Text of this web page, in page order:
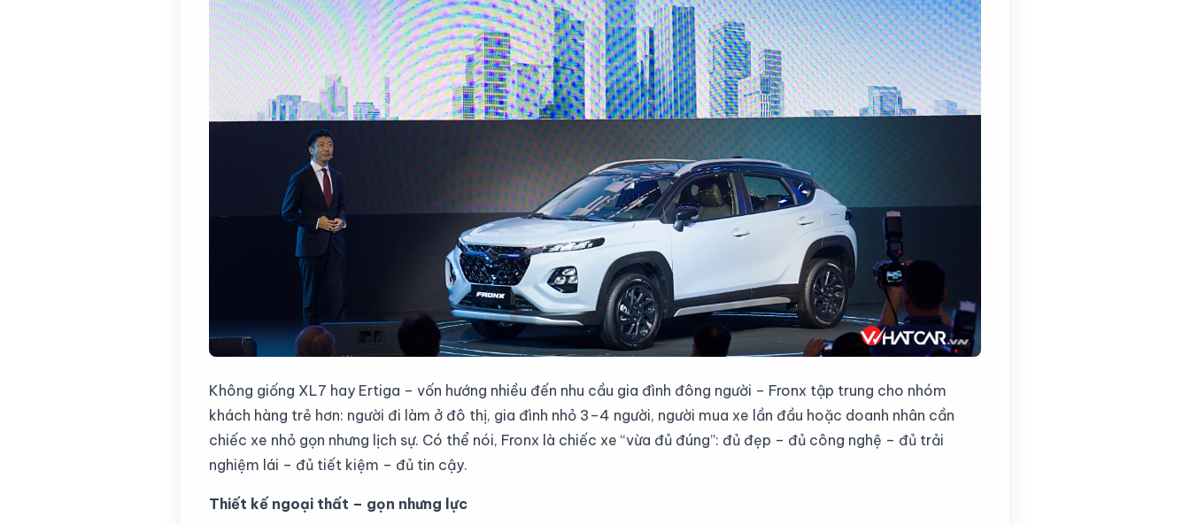
Không giống XL7 hay Ertiga – vốn hướng nhiều đến nhu cầu gia đình đông người – Fronx tập trung cho nhóm
khách hàng trẻ hơn: người đi làm ở đô thị, gia đình nhỏ 3–4 người, người mua xe lần đầu hoặc doanh nhân cần
chiếc xe nhỏ gọn nhưng lịch sự. Có thể nói, Fronx là chiếc xe “vừa đủ đúng”: đủ đẹp – đủ công nghệ – đủ trải
nghiệm lái – đủ tiết kiệm – đủ tin cậy.
Thiết kế ngoại thất – gọn nhưng lực